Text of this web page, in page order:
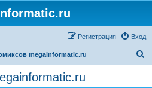
Вход
Регистрация
megainformatic.ru